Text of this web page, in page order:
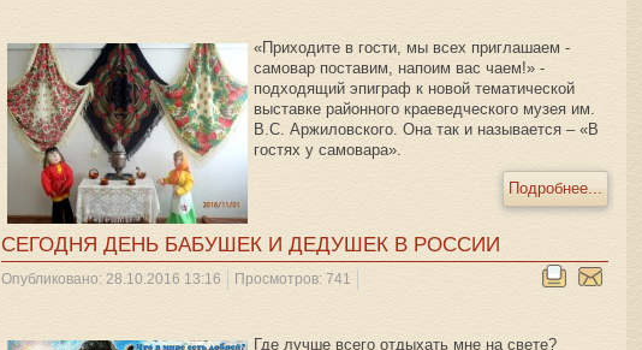
«Приходите в гости, мы всех приглашаем -
самовар поставим, напоим вас чаем!» -
подходящий эпиграф к новой тематической
выставке районного краеведческого музея им.
В.С. Аржиловского. Она так и называется – «В
гостях у самовара».
Подробнее...
СЕГОДНЯ ДЕНЬ БАБУШЕК И ДЕДУШЕК В РОССИИ
Опубликовано: 28.10.2016 13:16 Просмотров: 741
Где лучше всего отдыхать мне на свете?